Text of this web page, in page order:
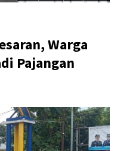
Warga
Pajangan